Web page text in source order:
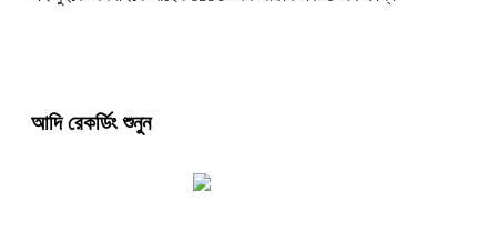
আদি রেকর্ডিং শুনুন